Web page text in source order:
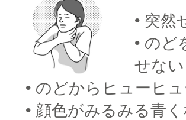
• 突然
• のど
せない
• のどからヒューヒ
• 顔色がみるみる青く